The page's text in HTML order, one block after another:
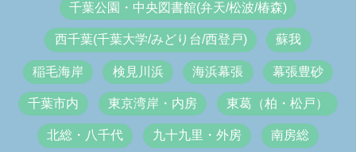
千葉公園・中央図書館(弁天/松波/椿森)
西千葉(千葉大学/みどり台/西登戸) 蘇我
稲毛海岸 検見川浜 海浜幕張 幕張豊砂
千葉市内 東京湾岸・内房 東葛（柏・松戸）
北総・八千代 九十九里・外房 南房総